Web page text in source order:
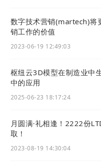
社会生产力水平呈现指
现颠覆式变革，这不仅
产效率、组织战略、产
工业时代的劳动对象由
工具由机器变为信息系
业工人变为数字劳工
“流水线”和“格子间”转
可以说，技术进步无
数字技术营销(martech)将
销工作的价值
2023-06-19 12:49:03
枢纽云3D模型在制造业中
中的应用
2025-06-23 18:17:24
月圆满·礼相逢！2222份
取！
2023-08-19 14:30:04